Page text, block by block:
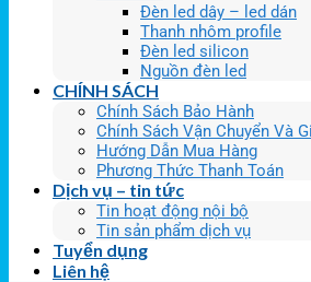
Đèn led dây – led dán
Thanh nhôm profile
Đèn led silicon
Nguồn đèn led
CHÍNH SÁCH
Chính Sách Bảo Hành
Chính Sách Vận Chuyển Và
Hướng Dẫn Mua Hàng
Phương Thức Thanh Toán
Dịch vụ – tin tức
Tin hoạt động nội bộ
Tin sản phẩm dịch vụ
Tuyển dụng
Liên hệ